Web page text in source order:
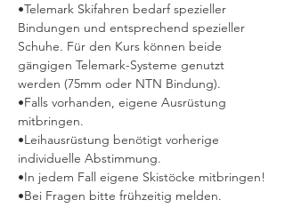
•Telemark Skifahren bedarf spezieller
Bindungen und entsprechend spezieller
Schuhe. Für den Kurs können beide
gängigen Telemark-Systeme genutzt
werden (75mm oder NTN Bindung).
•Falls vorhanden, eigene Ausrüstung
mitbringen.
•Leihausrüstung benötigt vorherige
individuelle Abstimmung.
•In jedem Fall eigene Skistöcke mitbringen!
•Bei Fragen bitte frühzeitig melden.